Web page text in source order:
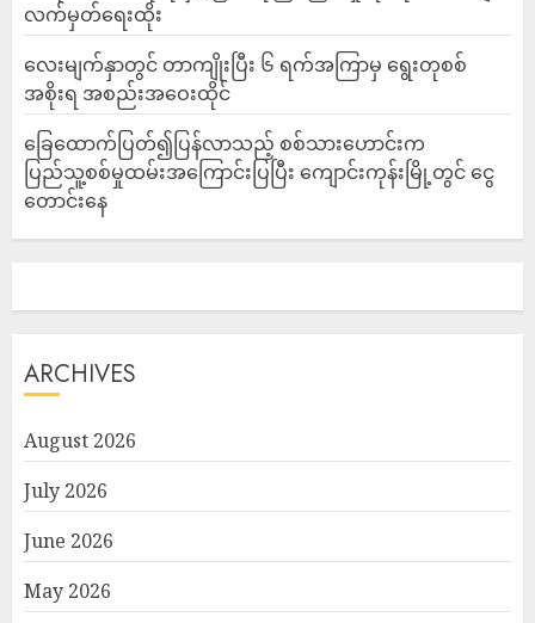
လက်မှတ်ရေးထိုး
လေးမျက်နှာတွင် တာကျိုးပြီး ၆ ရက်အကြာမှ ရွေးတုစစ်
အစိုးရ အစည်းအဝေးထိုင်
ခြေထောက်ပြတ်၍ပြန်လာသည့် စစ်သားဟောင်းက
ပြည်သူ့စစ်မှုထမ်းအကြောင်းပြပြီး ကျောင်းကုန်းမြို့တွင် ငွေ
တောင်းနေ
ARCHIVES
August 2026
July 2026
June 2026
May 2026